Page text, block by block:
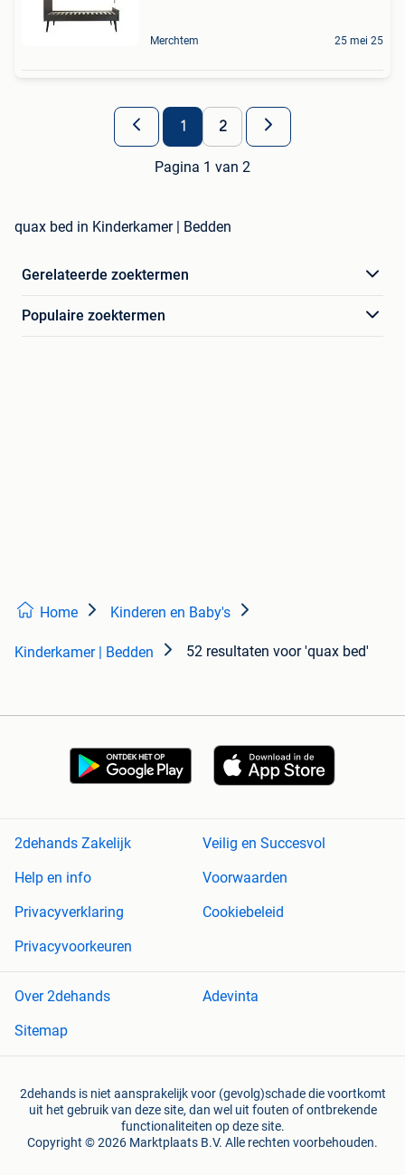
Merchtem 25 mei 25
1 2
Pagina 1 van 2
quax bed in Kinderkamer | Bedden
Gerelateerde zoektermen
Populaire zoektermen
Home Kinderen en Baby's
Kinderkamer | Bedden 52 resultaten voor 'quax bed'
2dehands Zakelijk
Veilig en Succesvol
Help en info
Voorwaarden
Privacyverklaring
Cookiebeleid
Privacyvoorkeuren
Over 2dehands
Adevinta
Sitemap
2dehands is niet aansprakelijk voor (gevolg)schade die voortkomt
uit het gebruik van deze site, dan wel uit fouten of ontbrekende
functionaliteiten op deze site.
Copyright © 2026 Marktplaats B.V. Alle rechten voorbehouden.